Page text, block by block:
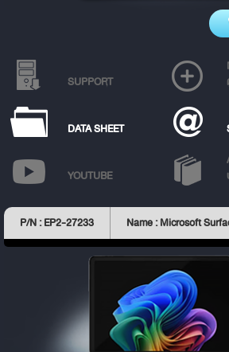
SUPPORT
DATA SHEET
YOUTUBE
P/N : EP2-27233 Name : Microsoft